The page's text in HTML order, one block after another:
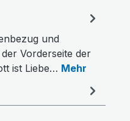
und
Vorderseite der
ist Liebe… Mehr